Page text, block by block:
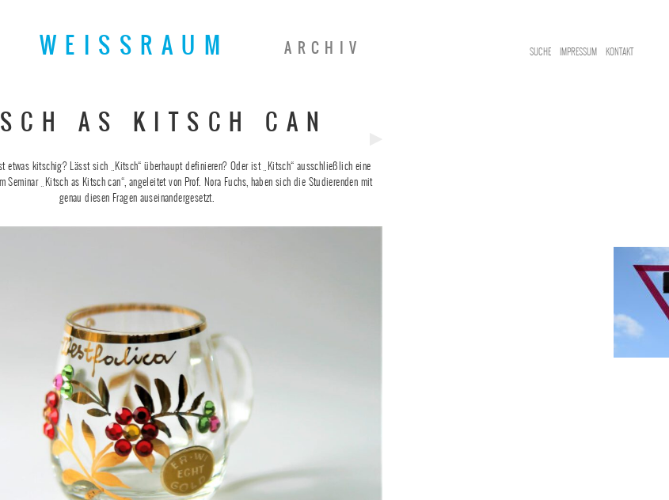
WEISSRAUM ARCHIV SUCHE IMPRESSUM KONTAKT
AS KITSCH CAN
etwas kitschig? Lässt sich „Kitsch“ überhaupt definieren? Oder ist „Kitsch“ ausschließlich eine
Seminar „Kitsch as Kitsch can“, angeleitet von Prof. Nora Fuchs, haben sich die Studierenden mit
genau diesen Fragen auseinandergesetzt.
Next
Post